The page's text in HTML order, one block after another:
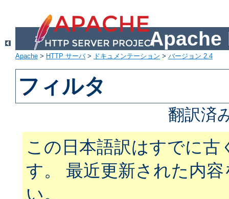
Apache
Apache > HTTP サーバ> ドキュメンテーション > バージョン 2.4
フィルタ
翻訳済
この日本語訳はすでに
す。 最近更新された内
い。